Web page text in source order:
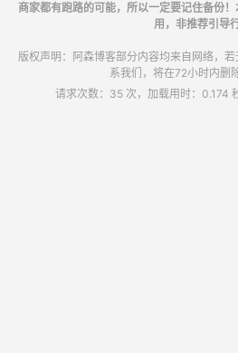
商家都有跑路的可能，所以一定要记住备份
用，非推荐引导
版权声明：阿森博客部分内容均来自网络，
系我们，将在72小时内删
请求次数：35 次，加载用时：0.174